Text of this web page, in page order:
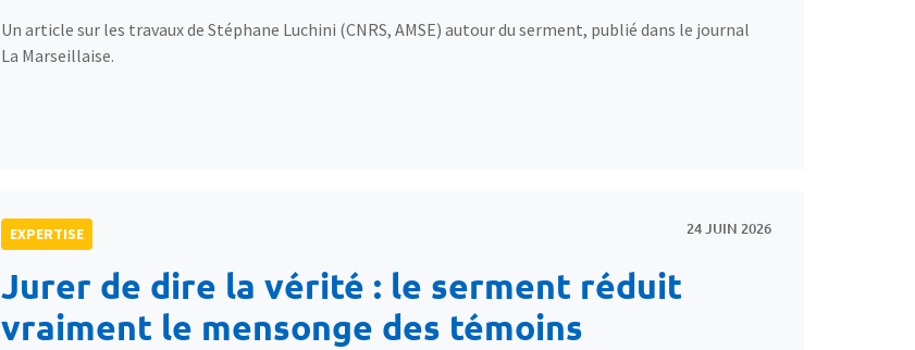
Un article sur les travaux de Stéphane Luchini (CNRS, AMSE) autour du serment, publié dans le journal
La Marseillaise.
EXPERTISE
Jurer de dire la vérité : le serment réduit
vraiment le mensonge des témoins
24 JUIN 2026